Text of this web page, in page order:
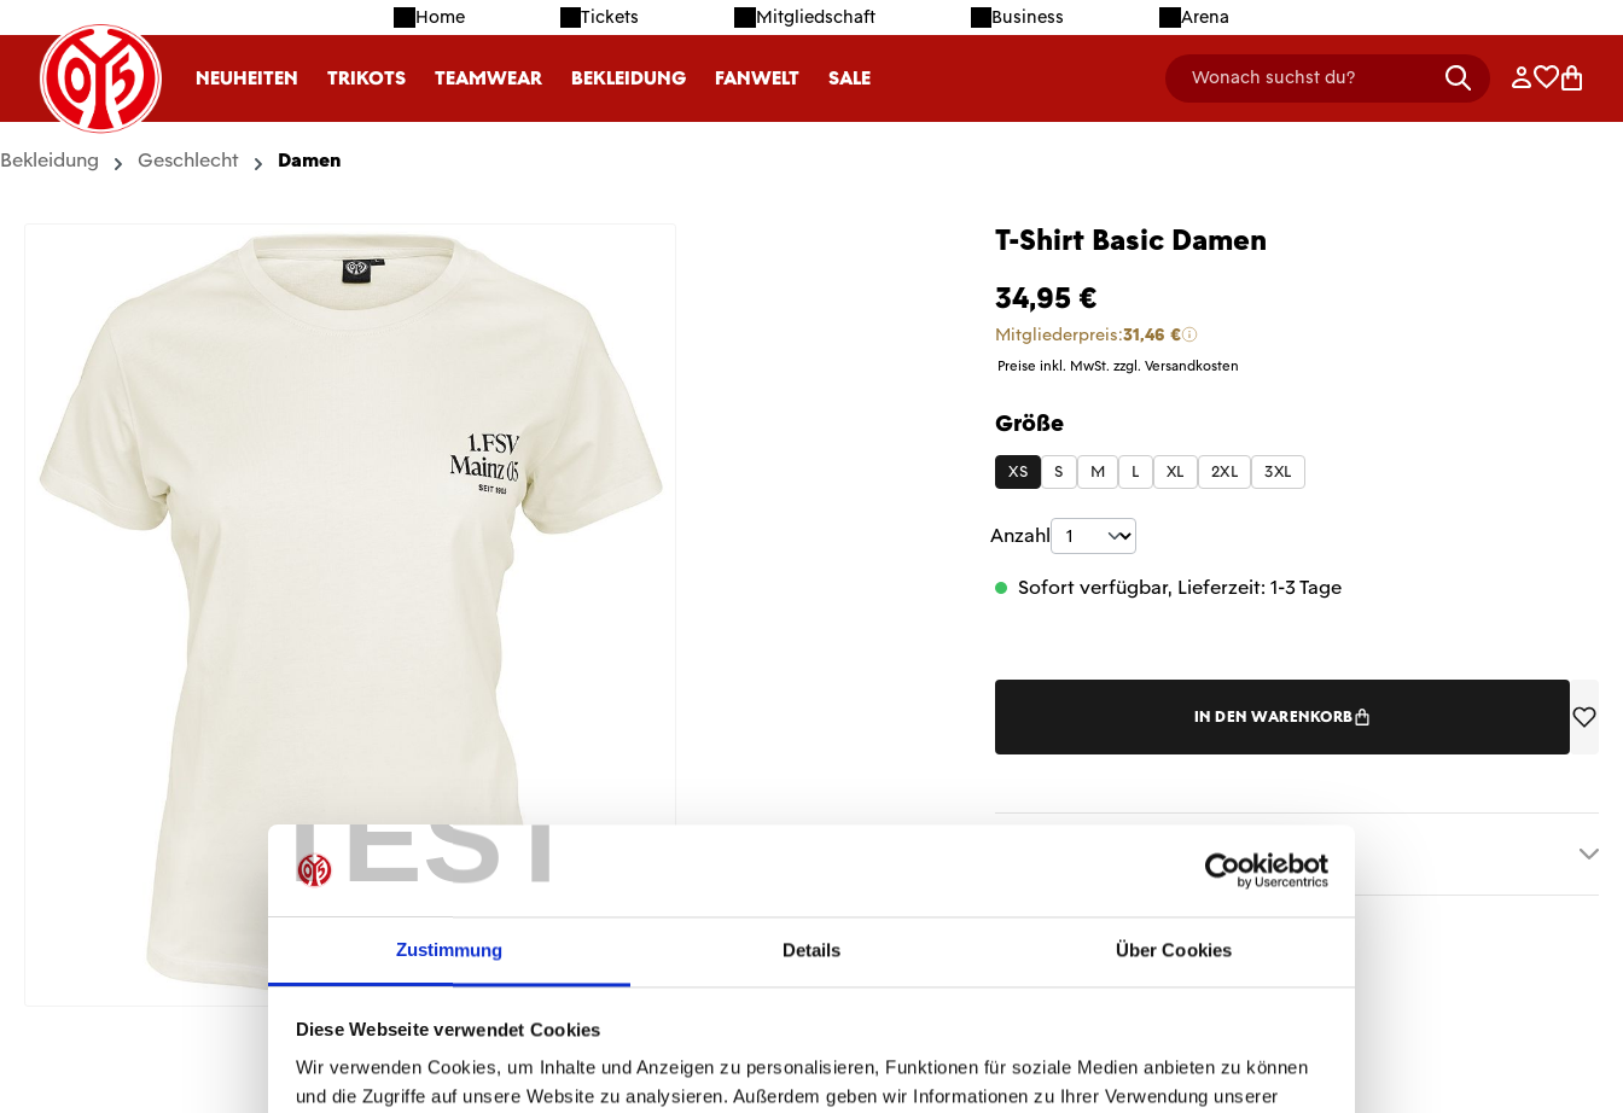
TEST
Zustimmung Details Über Cookies
Diese Webseite verwendet Cookies
Wir verwenden Cookies, um Inhalte und Anzeigen zu personalisieren, Funktionen für soziale Medien anbieten zu können
und die Zugriffe auf unsere Website zu analysieren. Außerdem geben wir Informationen zu Ihrer Verwendung unserer
Hauptinhalt springen
Zur Suche springen
Zur Hauptnavigation springen Home Tickets Mitgliedschaft Business Arena
NEUHEITEN TRIKOTS TEAMWEAR BEKLEIDUNG FANWELT SALE Wonach suchst du?
header.searchDescription Anmelden
Bekleidung Geschlecht Damen
T-Shirt Basic Damen
34,95 €
Mitgliederpreis:31,46 €
Preise inkl. MwSt. zzgl. Versandkosten
Größe
auswählen
XS S M L XL 2XL 3XL
Produkt Anzahl: Gib den gewünschten Wert
Anzahl
Sofort verfügbar, Lieferzeit: 1-3 Tage
IN DEN WARENKORB
ÄHNLICHE PRODUKTE